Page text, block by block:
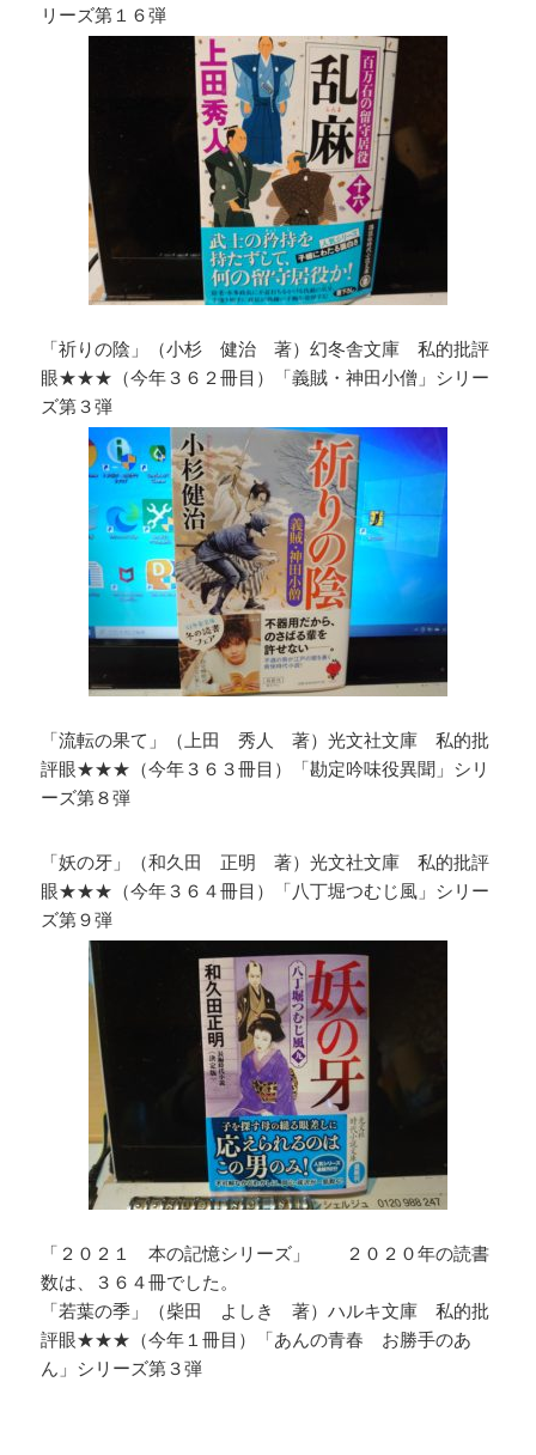
リーズ第１６弾
「祈りの陰」（小杉 健治 著）幻冬舎文庫 私的批評
眼★★★（今年３６２冊目）「義賊・神田小僧」シリー
ズ第３弾
「流転の果て」（上田 秀人 著）光文社文庫 私的批
評眼★★★（今年３６３冊目）「勘定吟味役異聞」シリ
ーズ第８弾
「妖の牙」（和久田 正明 著）光文社文庫 私的批評
眼★★★（今年３６４冊目）「八丁堀つむじ風」シリー
ズ第９弾
「２０２１ 本の記憶シリーズ」 ２０２０年の読書
数は、３６４冊でした。
「若葉の季」（柴田 よしき 著）ハルキ文庫 私的批
評眼★★★（今年１冊目）「あんの青春 お勝手のあ
ん」シリーズ第３弾